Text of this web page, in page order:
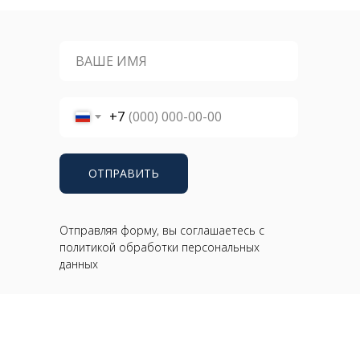
+7
ОТПРАВИТЬ
Отправляя форму, вы соглашаетесь с
политикой обработки персональных
данных